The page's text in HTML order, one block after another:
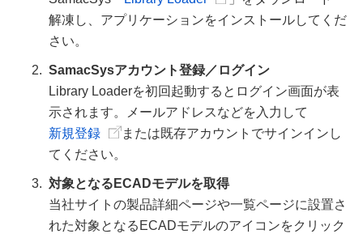
解凍し、アプリケーションをインストールしてくだ
さい。
SamacSysアカウント登録／ログイン
Library Loaderを初回起動するとログイン画面が表
示されます。メールアドレスなどを入力して
新規登録
または既存アカウントでサインインし
てください。
対象となるECADモデルを取得
当社サイトの製品詳細ページや一覧ページに設置さ
れた対象となるECADモデルのアイコンをクリック